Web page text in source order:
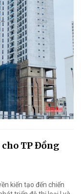
TP Đồng
kiến tạo đến chiến